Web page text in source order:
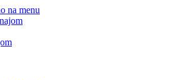
na menu